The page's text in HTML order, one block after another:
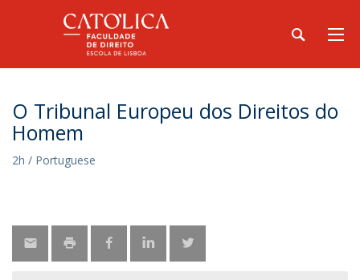
O Tribunal Europeu dos Direitos do
Homem
2h / Portuguese